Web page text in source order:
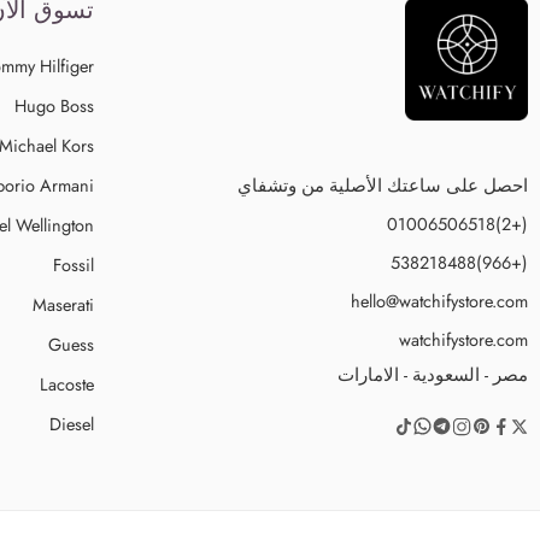
احصل على ساعتك الأصلية من وتشفاي
(+2)01006506518
(+966)538218488
hello@watchifystore.com
watchifystore.com
مصر - السعودية - الامارات
تسوق
Hilfiger
Hugo Boss
Michael Kors
Armani
Wellington
Fossil
Maserati
Guess
Lacoste
Diesel